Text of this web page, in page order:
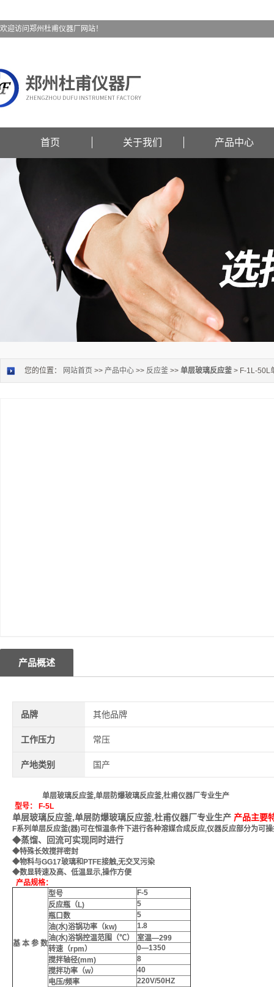
欢迎访问郑州杜甫仪器厂网站！
首页 关于我们 产品中心
您的位置： 网站首页 >> 产品中心 >> 反应釜 >> 单层玻璃反应釜 > F-1L-50L
产品概述
品牌 其他品牌
工作压力 常压
产地类别 国产
单层玻璃反应釜,单层防爆玻璃反应釜,杜甫仪器厂专业生产
型号： F-5L
单层玻璃反应釜,单层防爆玻璃反应釜,杜甫仪器厂专业生产 产品主要
F系列单层反应釜(器)可在恒温条件下进行各种溶媒合成反应,仪器反应部分为可
◆蒸馏、回流可实现同时进行
◆特殊长效搅拌密封
◆物料与GG17玻璃和PTFE接触,无交叉污染
◆数显转速及高、低温显示,操作方便
产品规格：
基 本 参 数
型号
F-5
反应瓶（L)
5
瓶口数
5
油(水)浴锅功率（kw)
1.8
油(水)浴锅控温范围（℃）
室温—299
转速（rpm）
0—1350
搅拌轴径(mm)
8
搅拌功率（w）
40
电压/频率
220V/50HZ